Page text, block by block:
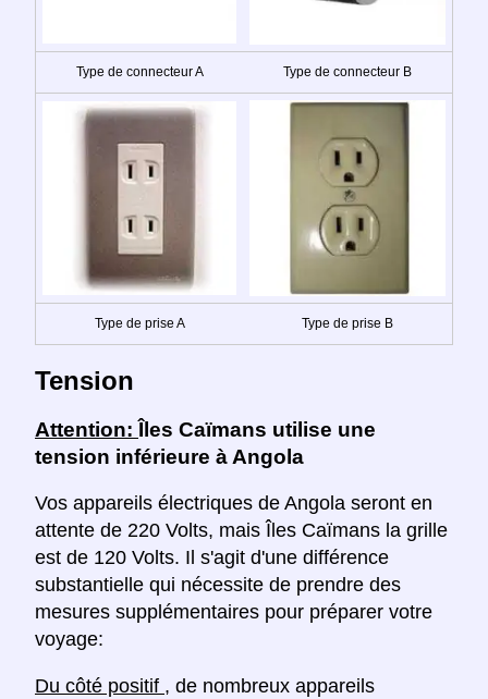
Type de connecteur A Type de connecteur B
Type de prise A Type de prise B
Tension
Attention:Îles Caïmans utilise une
tension inférieure à Angola
Vos appareils électriques de Angola seront en
attente de 220 Volts, mais Îles Caïmans la grille
est de 120 Volts. Il s'agit d'une différence
substantielle qui nécessite de prendre des
mesures supplémentaires pour préparer votre
voyage:
Du côté positif , de nombreux appareils